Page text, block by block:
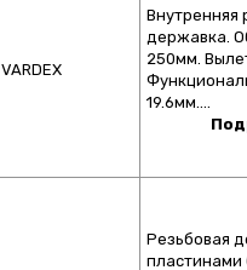
VARDEX
Внутренняя
державка.
250мм.
19.6мм.…
Резьбовая
пластинами